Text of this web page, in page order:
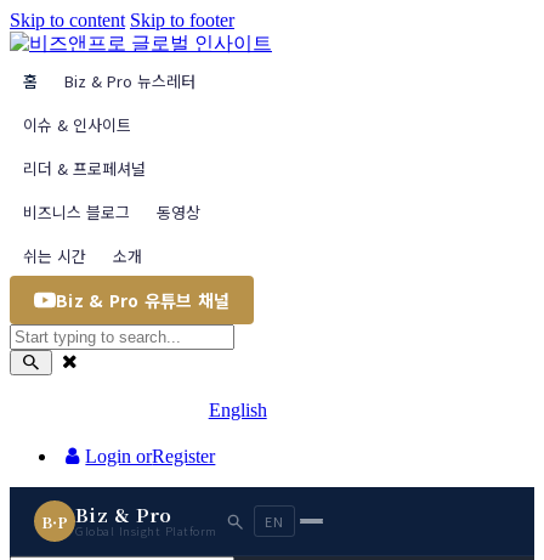
Skip to content Skip to footer
홈
Biz & Pro 뉴스레터
이슈 & 인사이트
리더 & 프로페셔널
비즈니스 블로그
동영상
쉬는 시간
소개
Biz & Pro 유튜브 채널
English
Login orRegister
B·P Biz & Pro
Global Insight Platform EN